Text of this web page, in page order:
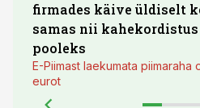
firmades käive üldiselt
samas nii
pooleks
E-Piimast laekumata piimaraha
eurot